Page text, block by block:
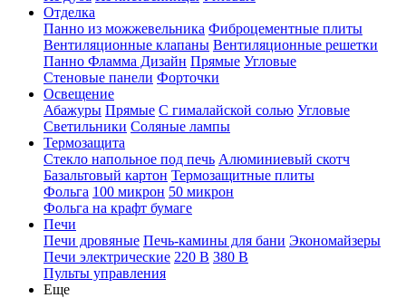
Отделка
Панно из можжевельника Фиброцементные плиты
Вентиляционные клапаны Вентиляционные решетки
Панно Фламма Дизайн Прямые Угловые
Стеновые панели Форточки
Освещение
Абажуры Прямые С гималайской солью Угловые
Светильники Соляные лампы
Термозащита
Стекло напольное под печь Алюминиевый скотч
Базальтовый картон Термозащитные плиты
Фольга 100 микрон 50 микрон
Фольга на крафт бумаге
Печи
Печи дровяные Печь-камины для бани Экономайзеры
Печи электрические 220 В 380 В
Пульты управления
Еще